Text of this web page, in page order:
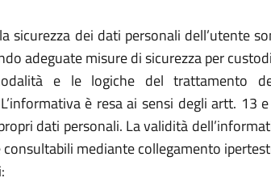
sicurezza dei dati personali dell’utente
adeguate misure di sicurezza per
e le logiche del trattamento
è resa ai sensi degli artt. 13
dati personali. La validità
mediante collegamento